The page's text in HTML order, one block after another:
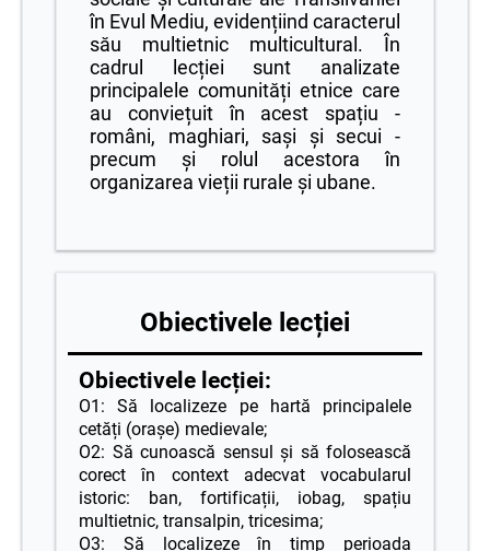
în Evul Mediu, evidențiind caracterul
său multietnic multicultural. În
cadrul lecției sunt analizate
principalele comunități etnice care
au conviețuit în acest spațiu -
români, maghiari, sași și secui -
precum și rolul acestora în
organizarea vieții rurale și ubane.
Obiectivele lecției
Obiectivele lecției:
O1: Să localizeze pe hartă principalele
cetăți (orașe) medievale;
O2: Să cunoască sensul și să folosească
corect în context adecvat vocabularul
istoric: ban, fortificații, iobag, spațiu
multietnic, transalpin, tricesima;
O3: Să localizeze în timp perioada